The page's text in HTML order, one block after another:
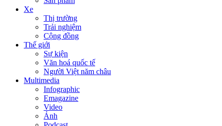
Xe
Thị trường
Trải nghiệm
Cộng đồng
Thế giới
Sự kiện
Văn hoá quốc tế
Người Việt năm châu
Multimedia
Infographic
Emagazine
Video
Ảnh